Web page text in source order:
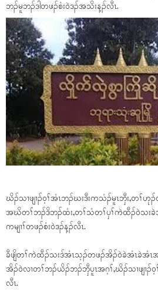
ဘၣ်မူဘၣ်ဒါတဖၣ်စံးဝဲဒၣ်အသိးန့ၣ်လီၤ.
ဃိၣ်သၢဖျၢၣ်ဝ့ၢ်အံၤဘၣ်ဃးဒီးကသံၣ်မူၤဘှီး,တၢ်ဟု
အဃိတၢ်ဘၣ်ဒိဘၣ်ထံး,တၢ်သံတၢ်ပှၢ်ကဲထီၣ်ဝဲသးခဲ
ကမျၢၢ်တဖၣ်စံးဝဲဒၣ်န့ၣ်လီၤ.
ခီဖျိတၢ်ကဲထီၣ်သးဒ်အံၤသ့ၣ်တဖၣ်အိၣ်ဝဲခဲအံၤခဲအံၤ
အိၣ်ဝဲလၢတၢ်ဘၣ်ယိၣ်ဘၣ်ဘှီပူၤအဂ့ၢ်,ဃိၣ်သၢဖျၢၣ်ဝ့
လီၤ.